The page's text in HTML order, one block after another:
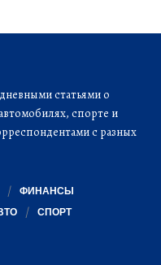
статьями о
спорте и
с разных
ФИНАНСЫ
СПОРТ